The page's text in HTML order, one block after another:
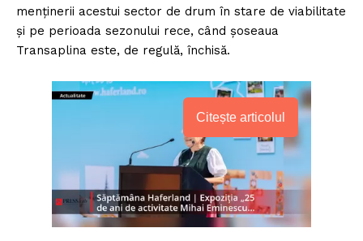
menținerii acestui sector de drum în stare de viabilitate
și pe perioada sezonului rece, când șoseaua
Transaplina este, de regulă, închisă.
Citește articolul